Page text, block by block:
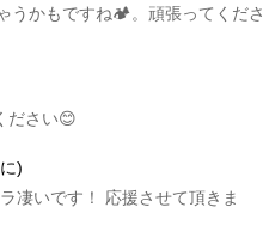
うかもですね🏕。頑張ってくだ
ださい😊
)
凄いです！ 応援させて頂きま